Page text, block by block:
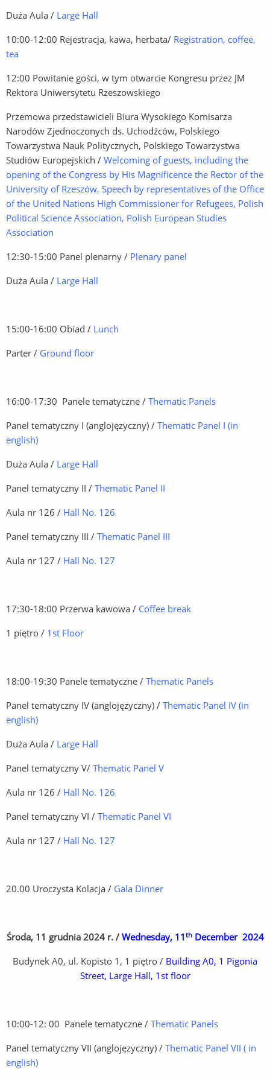
Duża Aula / Large Hall
10:00-12:00 Rejestracja, kawa, herbata/ Registration, coffee,
tea
12:00 Powitanie gości, w tym otwarcie Kongresu przez JM
Rektora Uniwersytetu Rzeszowskiego
Przemowa przedstawicieli Biura Wysokiego Komisarza
Narodów Zjednoczonych ds. Uchodźców, Polskiego
Towarzystwa Nauk Politycznych, Polskiego Towarzystwa
Studiów Europejskich / Welcoming of guests, including the
opening of the Congress by His Magnificence the Rector of the
University of Rzeszów, Speech by representatives of the Office
of the United Nations High Commissioner for Refugees, Polish
Political Science Association, Polish European Studies
Association
12:30-15:00 Panel plenarny / Plenary panel
Duża Aula / Large Hall
15:00-16:00 Obiad / Lunch
Parter / Ground floor
16:00-17:30 Panele tematyczne / Thematic Panels
Panel tematyczny I (anglojęzyczny) / Thematic Panel I (in
english)
Duża Aula / Large Hall
Panel tematyczny II / Thematic Panel II
Aula nr 126 / Hall No. 126
Panel tematyczny III / Thematic Panel III
Aula nr 127 / Hall No. 127
17:30-18:00 Przerwa kawowa / Coffee break
1 piętro / 1st Floor
18:00-19:30 Panele tematyczne / Thematic Panels
Panel tematyczny IV (anglojęzyczny) / Thematic Panel IV (in
english)
Duża Aula / Large Hall
Panel tematyczny V/ Thematic Panel V
Aula nr 126 / Hall No. 126
Panel tematyczny VI / Thematic Panel VI
Aula nr 127 / Hall No. 127
20.00 Uroczysta Kolacja / Gala Dinner
Środa, 11 grudnia 2024 r. / Wednesday, 11 thDecember 2024
Budynek A0, ul. Kopisto 1, 1 piętro / Building A0, 1 Pigonia
Street, Large Hall, 1st floor
10:00-12: 00 Panele tematyczne / Thematic Panels
Panel tematyczny VII (anglojęzyczny) / Thematic Panel VII ( in
english)